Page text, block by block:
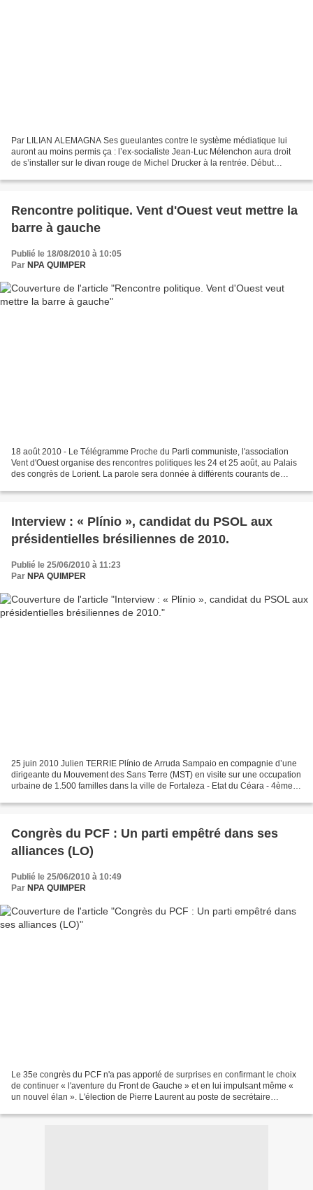
Par LILIAN ALEMAGNA Ses gueulantes contre le système médiatique lui
auront au moins permis ça : l’ex-socialiste Jean-Luc Mélenchon aura droit
de s’installer sur le divan rouge de Michel Drucker à la rentrée. Début
Rencontre politique. Vent d'Ouest veut mettre la
barre à gauche
Publié le 18/08/2010 à 10:05
Par NPA QUIMPER
18 août 2010 - Le Télégramme Proche du Parti communiste, l'association
Vent d'Ouest organise des rencontres politiques les 24 et 25 août, au Palais
des congrès de Lorient. La parole sera donnée à différents courants de
Interview : « Plínio », candidat du PSOL aux
présidentielles brésiliennes de 2010.
Publié le 25/06/2010 à 11:23
Par NPA QUIMPER
25 juin 2010 Julien TERRIE Plínio de Arruda Sampaio en compagnie d’une
dirigeante du Mouvement des Sans Terre (MST) en visite sur une occupation
urbaine de 1.500 familles dans la ville de Fortaleza - Etat du Céara - 4ème
Congrès du PCF : Un parti empêtré dans ses
alliances (LO)
Publié le 25/06/2010 à 10:49
Par NPA QUIMPER
Le 35e congrès du PCF n'a pas apporté de surprises en confirmant le choix
de continuer « l'aventure du Front de Gauche » et en lui impulsant même «
un nouvel élan ». L'élection de Pierre Laurent au poste de secrétaire